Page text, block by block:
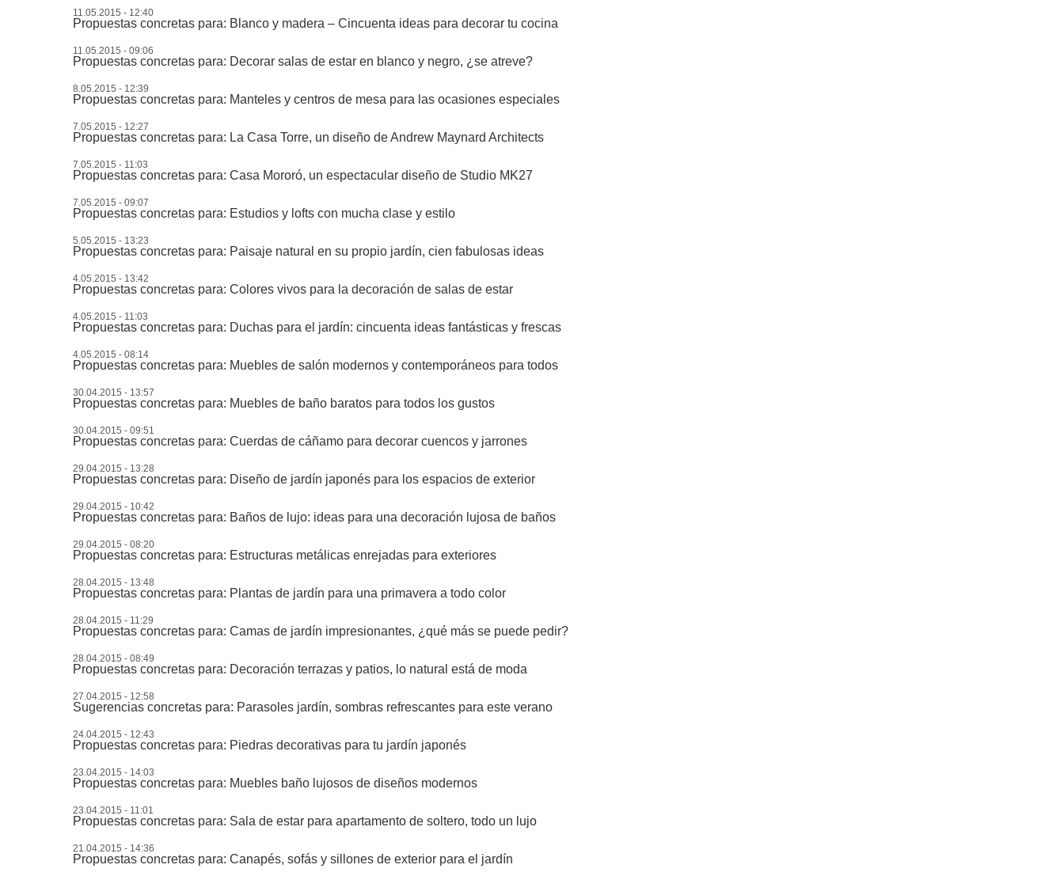
11.05.2015 - 12:40
Propuestas concretas para: Blanco y madera – Cincuenta ideas para decorar tu cocina
11.05.2015 - 09:06
Propuestas concretas para: Decorar salas de estar en blanco y negro, ¿se atreve?
8.05.2015 - 12:39
Propuestas concretas para: Manteles y centros de mesa para las ocasiones especiales
7.05.2015 - 12:27
Propuestas concretas para: La Casa Torre, un diseño de Andrew Maynard Architects
7.05.2015 - 11:03
Propuestas concretas para: Casa Mororó, un espectacular diseño de Studio MK27
7.05.2015 - 09:07
Propuestas concretas para: Estudios y lofts con mucha clase y estilo
5.05.2015 - 13:23
Propuestas concretas para: Paisaje natural en su propio jardín, cien fabulosas ideas
4.05.2015 - 13:42
Propuestas concretas para: Colores vivos para la decoración de salas de estar
4.05.2015 - 11:03
Propuestas concretas para: Duchas para el jardín: cincuenta ideas fantásticas y frescas
4.05.2015 - 08:14
Propuestas concretas para: Muebles de salón modernos y contemporáneos para todos
30.04.2015 - 13:57
Propuestas concretas para: Muebles de baño baratos para todos los gustos
30.04.2015 - 09:51
Propuestas concretas para: Cuerdas de cáñamo para decorar cuencos y jarrones
29.04.2015 - 13:28
Propuestas concretas para: Diseño de jardín japonés para los espacios de exterior
29.04.2015 - 10:42
Propuestas concretas para: Baños de lujo: ideas para una decoración lujosa de baños
29.04.2015 - 08:20
Propuestas concretas para: Estructuras metálicas enrejadas para exteriores
28.04.2015 - 13:48
Propuestas concretas para: Plantas de jardín para una primavera a todo color
28.04.2015 - 11:29
Propuestas concretas para: Camas de jardín impresionantes, ¿qué más se puede pedir?
28.04.2015 - 08:49
Propuestas concretas para: Decoración terrazas y patios, lo natural está de moda
27.04.2015 - 12:58
Sugerencias concretas para: Parasoles jardín, sombras refrescantes para este verano
24.04.2015 - 12:43
Propuestas concretas para: Piedras decorativas para tu jardín japonés
23.04.2015 - 14:03
Propuestas concretas para: Muebles baño lujosos de diseños modernos
23.04.2015 - 11:01
Propuestas concretas para: Sala de estar para apartamento de soltero, todo un lujo
21.04.2015 - 14:36
Propuestas concretas para: Canapés, sofás y sillones de exterior para el jardín